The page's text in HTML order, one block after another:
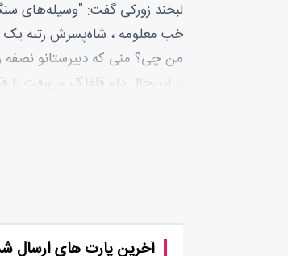
لبخند زورکی گفت: "وسیله‌های
خب معلومه ، شاه‌پسرش رتبه یک
من چی؟ منی که دبیرستانو نصفه
با این‌حال دلم قِلقلک می‌رفت با
خدا رو شکر می‌کردم زن یکی از
آخرین پارت های ارسال